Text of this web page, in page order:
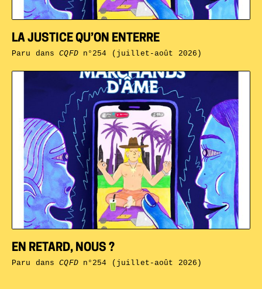
EN RETARD, NOUS ?
Paru dansCQFDn°254 (juillet-août 2026)
LA JUSTICE QU’ON ENTERRE
Paru dansCQFDn°254 (juillet-août 2026)